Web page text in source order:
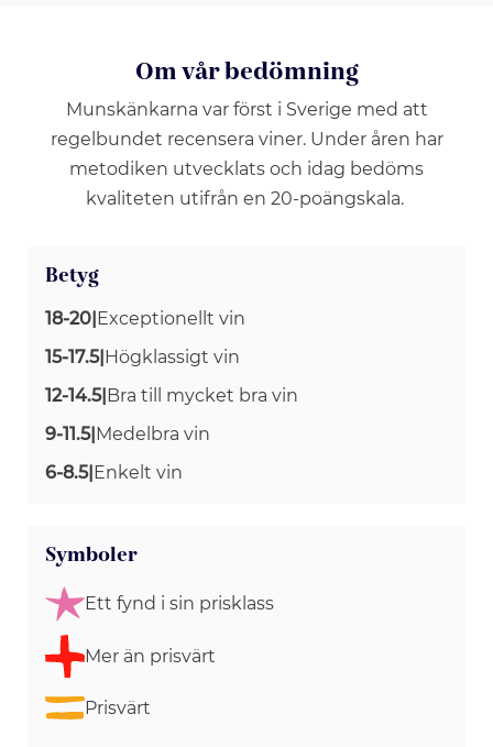
Om vår bedömning
Munskänkarna var först i Sverige med att
regelbundet recensera viner. Under åren har
metodiken utvecklats och idag bedöms
kvaliteten utifrån en 20-poängskala.
Betyg
18-20|Exceptionellt vin
15-17.5|Högklassigt vin
12-14.5|Bra till mycket bra vin
9-11.5|Medelbra vin
6-8.5|Enkelt vin
Symboler
Ett fynd i sin prisklass
Mer än prisvärt
Prisvärt